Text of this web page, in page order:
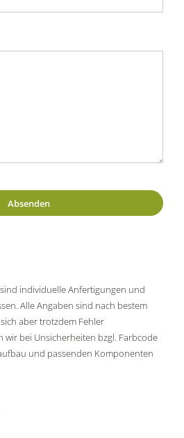
sind individuelle Anfertigungen und
Alle Angaben sind nach bestem
aber trotzdem Fehler
wir bei Unsicherheiten bzgl. Farbcode
und passenden Komponenten